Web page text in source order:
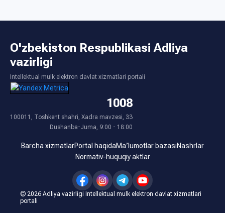
O'zbekiston Respublikasi Adliya
vazirligi
Intellektual mulk elektron davlat xizmatlari portali
1008
100011, Toshkent shahri, Xadra mavzesi, 33
Dushanba-Juma, 9:00 - 18:00
Barcha xizmatlarPortal haqidaMaʼlumotlar bazasiNashrlar
Normativ-huquqiy aktlar
© 2026 Аdliya vazirligi Intellektual mulk elektron davlat xizmatlari
portali